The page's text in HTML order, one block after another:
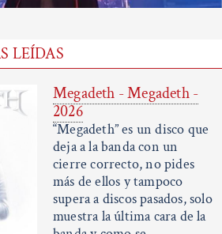
LEÍDAS
Megadeth - Megadeth -
2026
“Megadeth” es un disco que
deja a la banda con un
cierre correcto, no pides
más de ellos y tampoco
supera a discos pasados, solo
muestra la última cara de la